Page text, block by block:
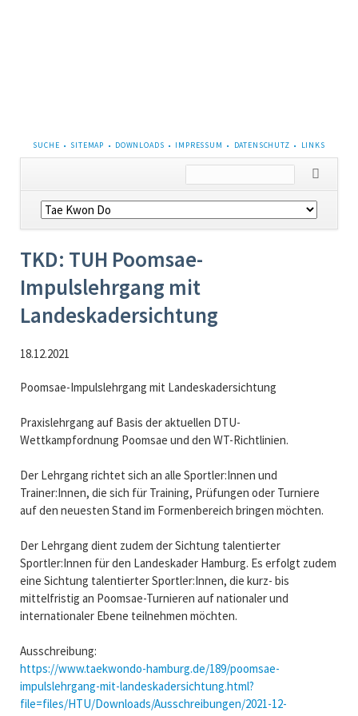
NAVIGATION
ÜBERSPRINGEN
SUCHE SITEMAP DOWNLOADS IMPRESSUM DATENSCHUTZ LINKS
Navigation
überspringen
TKD: TUH Poomsae-
Impulslehrgang mit
Landeskadersichtung
18.12.2021
Poomsae-Impulslehrgang mit Landeskadersichtung
Praxislehrgang auf Basis der aktuellen DTU-
Wettkampfordnung Poomsae und den WT-Richtlinien.
Der Lehrgang richtet sich an alle Sportler:Innen und
Trainer:Innen, die sich für Training, Prüfungen oder Turniere
auf den neuesten Stand im Formenbereich bringen möchten.
Der Lehrgang dient zudem der Sichtung talentierter
Sportler:Innen für den Landeskader Hamburg. Es erfolgt zudem
eine Sichtung talentierter Sportler:Innen, die kurz- bis
mittelfristig an Poomsae-Turnieren auf nationaler und
internationaler Ebene teilnehmen möchten.
Ausschreibung:
https://www.taekwondo-hamburg.de/189/poomsae-
impulslehrgang-mit-landeskadersichtung.html?
file=files/HTU/Downloads/Ausschreibungen/2021-12-